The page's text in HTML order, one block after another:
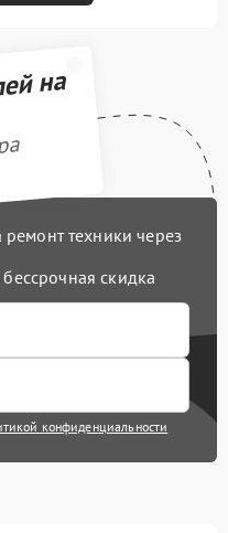
на
техники через
скидка
конфиденциальности